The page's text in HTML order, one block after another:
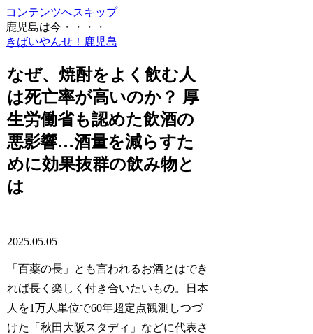
コンテンツへスキップ
鹿児島は今・・・・
きばいやんせ！鹿児島
なぜ、焼酎をよく飲む人
は死亡率が高いのか？ 厚
生労働省も認めた飲酒の
悪影響…酒量を減らすた
めに効果抜群の飲み物と
は
2025.05.05
「百薬の長」とも言われるお酒とはでき
れば長く楽しく付き合いたいもの。日本
人を1万人単位で60年超定点観測しつづ
けた「秋田大阪スタディ」などに代表さ